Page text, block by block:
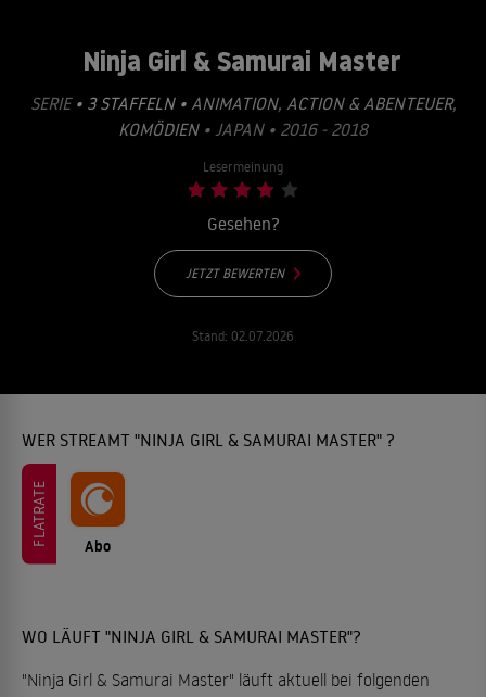
Ninja Girl & Samurai Master
SERIE • 3 STAFFELN • ANIMATION, ACTION & ABENTEUER,
KOMÖDIEN• JAPAN • 2016 - 2018
Lesermeinung
Gesehen?
JETZT BEWERTEN
Stand: 02.07.2026
WER STREAMT "NINJA GIRL & SAMURAI MASTER" ?
FLATRATE Abo
WO LÄUFT "NINJA GIRL & SAMURAI MASTER"?
"Ninja Girl & Samurai Master" läuft aktuell bei folgenden